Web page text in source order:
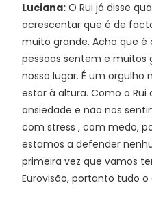
Luciana: O Rui já disse
acrescentar que é de
muito grande. Acho que é
pessoas sentem e muitos
nosso lugar. É um
estar à altura. Como o Rui
ansiedade e não nos
com stress , com medo,
estamos a defender
primeira vez que vamos
Eurovisão, portanto tudo